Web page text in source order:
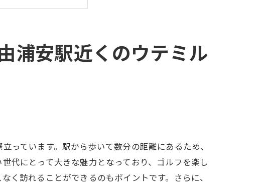
由
ルの秘密
浦安駅近くのウテミル
っています。駅から歩いて数分の距離にあるため、
代にとって大きな魅力となっており、ゴルフを楽し
く訪れることができるのもポイントです。さらに、